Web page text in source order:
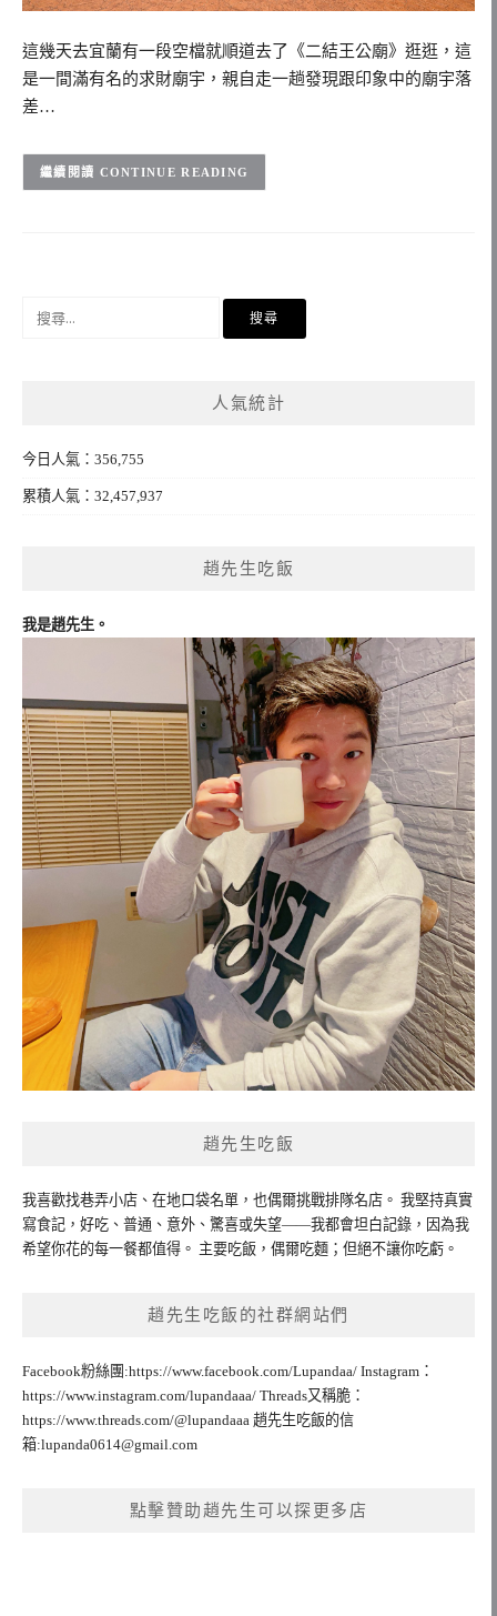
這幾天去宜蘭有一段空檔就順道去了《二結王公廟》逛逛，這
是一間滿有名的求財廟宇，親自走一趟發現跟印象中的廟宇落
差…
CONTINUE READING
人氣統計
今日人氣：356,755
累積人氣：32,457,937
趙先生吃飯
我是趙先生。
趙先生吃飯
我喜歡找巷弄小店、在地口袋名單，也偶爾挑戰排隊名店。 我堅持真實
寫食記，好吃、普通、意外、驚喜或失望——我都會坦白記錄，因為我
希望你花的每一餐都值得。 主要吃飯，偶爾吃麵；但絕不讓你吃虧。
趙先生吃飯的社群網站們
Facebook粉絲團:https://www.facebook.com/Lupandaa/ Instagram：
https://www.instagram.com/lupandaaa/ Threads又稱脆：
https://www.threads.com/@lupandaaa 趙先生吃飯的信
箱:lupanda0614@gmail.com
點擊贊助趙先生可以探更多店